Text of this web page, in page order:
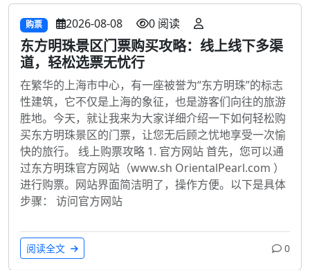
购票 2026-08-08 0 阅读
东方明珠景区门票购买攻略：线上线下多渠
道，轻松选票无忧行
在繁华的上海市中心，有一座被誉为“东方明珠”的标志
性建筑，它不仅是上海的象征，也是游客们向往的旅游
胜地。今天，就让我来为大家详细介绍一下如何轻松购
买东方明珠景区的门票，让您无后顾之忧地享受一次愉
快的旅行。 线上购票攻略 1. 官方网站 首先，您可以通
过东方明珠官方网站（www.sh OrientalPearl.com ）
进行购票。网站界面简洁明了，操作方便。以下是具体
步骤： 访问官方网站
阅读全文 0